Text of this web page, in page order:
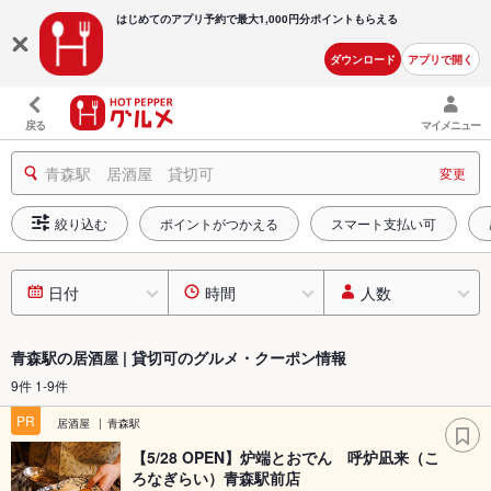
はじめてのアプリ予約で最大1,000円分ポイントもらえる
ダウンロード アプリで開く
戻る マイメニュー
青森駅 居酒屋 貸切可 変更
絞り込む ポイントがつかえる スマート支払い可
日付 時間 人数
青森駅の居酒屋 | 貸切可のグルメ・クーポン情報
9件 1-9件
PR
居酒屋 青森駅
【5/28 OPEN】炉端とおでん 呼炉凪来（こ
ろなぎらい）青森駅前店